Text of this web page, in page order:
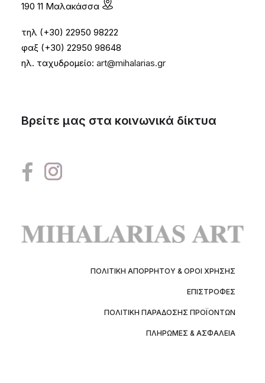
190 11 Μαλακάσσα
τηλ (+30) 22950 98222
φαξ (+30) 22950 98648
ηλ. ταχυδρομείο: art@mihalarias.gr
Βρείτε μας στα κοινωνικά δίκτυα
ΠΟΛΙΤΙΚΉ ΑΠΟΡΡΉΤΟΥ & ΌΡΟΙ ΧΡΉΣΗΣ
ΕΠΙΣΤΡΟΦΈΣ
ΠΟΛΙΤΙΚΉ ΠΑΡΆΔΟΣΗΣ ΠΡΟΪΌΝΤΩΝ
ΠΛΗΡΩΜΈΣ & ΑΣΦΆΛΕΙΑ